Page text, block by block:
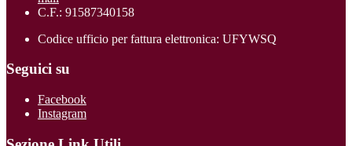
C.F.: 91587340158
Codice ufficio per fattura elettronica: UFYWSQ
Seguici su
Facebook
Instagram